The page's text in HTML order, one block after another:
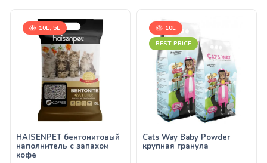
10L, 5L
HAISENPET бентонитовый
наполнитель с запахом
кофе
10L
Cats Way Baby Powder
крупная гранула
BEST PRICE